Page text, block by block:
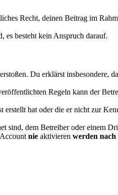
Recht, deinen Beitrag im
es besteht kein Anspruch darauf.
Du erklärst insbesondere,
Regeln kann der
hat oder die er nicht zur
sind, dem Betreiber oder einem
nie aktivieren werden nach